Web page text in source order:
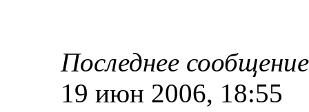
Последнее
19 июн 2006, 18:55